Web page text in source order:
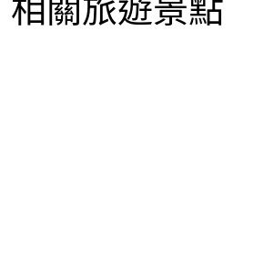
相關旅遊景點